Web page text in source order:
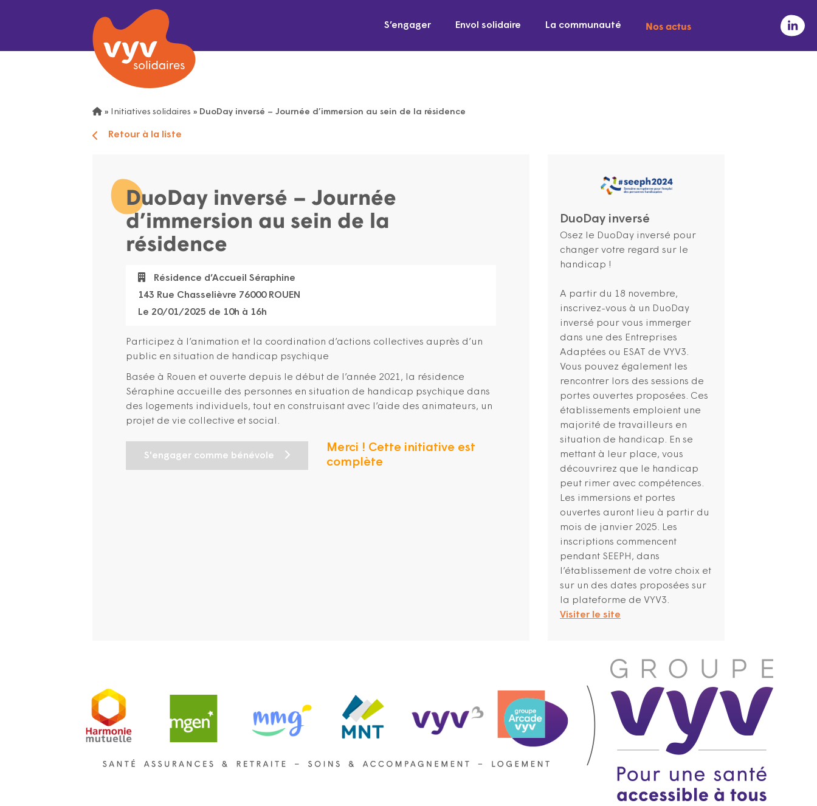
S’engager Envol solidaire La communauté Nos actus
» Initiatives solidaires » DuoDay inversé – Journée d’immersion au sein de la résidence
Retour à la liste
DuoDay inversé – Journée
d’immersion au sein de la
résidence
Résidence d’Accueil Séraphine
143 Rue Chasselièvre 76000 ROUEN
Le 20/01/2025 de 10h à 16h
Participez à l’animation et la coordination d’actions collectives auprès d’un
public en situation de handicap psychique
Basée à Rouen et ouverte depuis le début de l’année 2021, la résidence
Séraphine accueille des personnes en situation de handicap psychique dans
des logements individuels, tout en construisant avec l’aide des animateurs, un
projet de vie collective et social.
S'engager comme bénévole
Merci ! Cette initiative est
complète
DuoDay inversé
Osez le DuoDay inversé pour
changer votre regard sur le
handicap !
A partir du 18 novembre,
inscrivez-vous à un DuoDay
inversé pour vous immerger
dans une des Entreprises
Adaptées ou ESAT de VYV3.
Vous pouvez également les
rencontrer lors des sessions de
portes ouvertes proposées. Ces
établissements emploient une
majorité de travailleurs en
situation de handicap. En se
mettant à leur place, vous
découvrirez que le handicap
peut rimer avec compétences.
Les immersions et portes
ouvertes auront lieu à partir du
mois de janvier 2025. Les
inscriptions commencent
pendant SEEPH, dans
l’établissement de votre choix et
sur un des dates proposées sur
la plateforme de VYV3.
Visiter le site